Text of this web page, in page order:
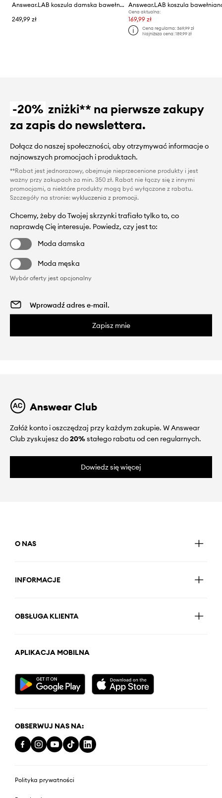
Answear.LAB koszula damska bawełniana
249,99 zł
Answear.LAB koszula
Cena aktualna:
169,99 zł
Cena regularna: 369,99 zł
Najniższa cena: 189,99 zł
-20% zniżki** na pierwsze zakupy
za zapis do newslettera.
Dołącz do naszej społeczności, aby otrzymywać informacje o
najnowszych promocjach i produktach.
**Rabat jest jednorazowy, obejmuje nieprzecenione produkty i jest
ważny przy zakupach za min. 350 zł. Rabat nie łączy się z innymi
promocjami, a niektóre produkty mogą być wyłączone z rabatu.
Szczegóły na stronie: wykluczenia z promocji.
Chcemy, żeby do Twojej skrzynki trafiało tylko to, co
naprawdę Cię interesuje. Powiedz, czy jest to:
Moda damska
Moda męska
Wybór oferty jest opcjonalny
Zapisz mnie
Answear Club
Załóż konto i oszczędzaj przy każdym zakupie. W Answear
Club zyskujesz do20%stałego rabatu od cen regularnych.
Dowiedz się więcej
O NAS
INFORMACJE
OBSŁUGA KLIENTA
APLIKACJA MOBILNA
OBSERWUJ NAS NA:
Polityka prywatności